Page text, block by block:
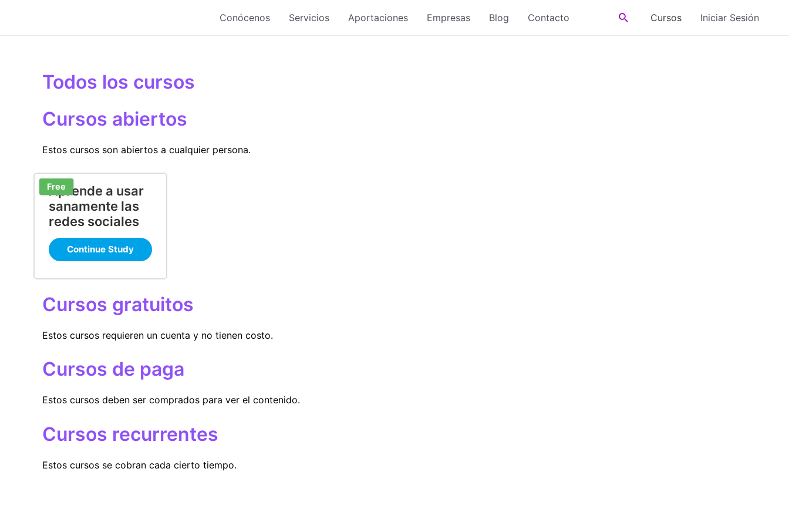
Conócenos Servicios Aportaciones Empresas Blog Contacto BuscarCursos Iniciar Sesión
Todos los cursos
Cursos abiertos
Estos cursos son abiertos a cualquier persona.
Free
Aprende a usar
sanamente las
redes sociales
Continue Study
Cursos gratuitos
Estos cursos requieren un cuenta y no tienen costo.
Cursos de paga
Estos cursos deben ser comprados para ver el contenido.
Cursos recurrentes
Estos cursos se cobran cada cierto tiempo.